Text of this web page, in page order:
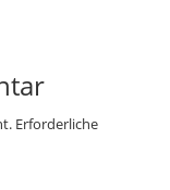
Erforderliche